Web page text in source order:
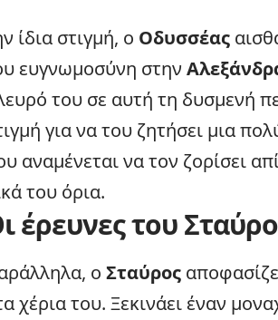
ίδια στιγμή, ο Οδυσσέας
ευγνωμοσύνη στην
του σε αυτή τη δυσμενή
για να του ζητήσει μια
αναμένεται να τον ζορίσει
του όρια.
έρευνες του
ο Σταύρος
χέρια του. Ξεκινάει έναν